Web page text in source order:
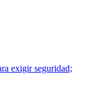
exigir seguridad;